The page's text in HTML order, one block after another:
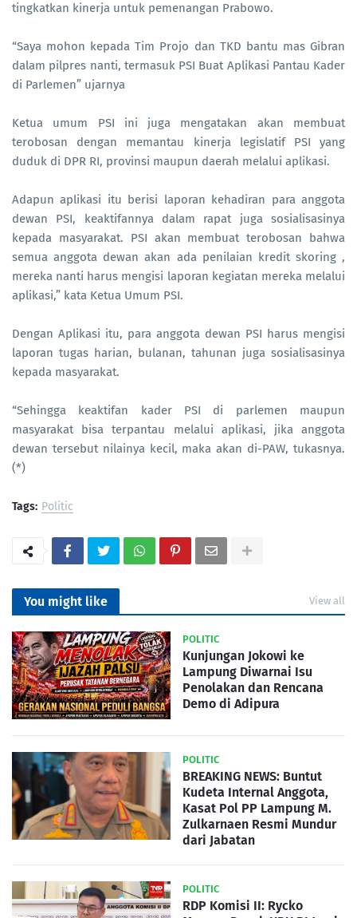
tingkatkan kinerja untuk pemenangan Prabowo.
“Saya mohon kepada Tim Projo dan TKD bantu mas Gibran
dalam pilpres nanti, termasuk PSI Buat Aplikasi Pantau Kader
di Parlemen” ujarnya
Ketua umum PSI ini juga mengatakan akan membuat
terobosan dengan memantau kinerja legislatif PSI yang
duduk di DPR RI, provinsi maupun daerah melalui aplikasi.
Adapun aplikasi itu berisi laporan kehadiran para anggota
dewan PSI, keaktifannya dalam rapat juga sosialisasinya
kepada masyarakat. PSI akan membuat terobosan bahwa
semua anggota dewan akan ada penilaian kredit skoring ,
mereka nanti harus mengisi laporan kegiatan mereka melalui
aplikasi,” kata Ketua Umum PSI.
Dengan Aplikasi itu, para anggota dewan PSI harus mengisi
laporan tugas harian, bulanan, tahunan juga sosialisasinya
kepada masyarakat.
“Sehingga keaktifan kader PSI di parlemen maupun
masyarakat bisa terpantau melalui aplikasi, jika anggota
dewan tersebut nilainya kecil, maka akan di-PAW, tukasnya.
(*)
Tags: Politic
You might like View all
POLITIC
Kunjungan Jokowi ke
Lampung Diwarnai Isu
Penolakan dan Rencana
Demo di Adipura
POLITIC
BREAKING NEWS: Buntut
Kudeta Internal Anggota,
Kasat Pol PP Lampung M.
Zulkarnaen Resmi Mundur
dari Jabatan
POLITIC
RDP Komisi II: Rycko